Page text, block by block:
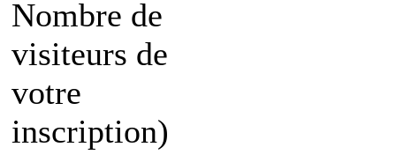
Nombre de
visiteurs de
votre
inscription)